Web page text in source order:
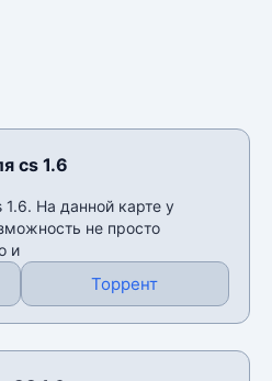
cs 1.6
На данной карте у
не просто
и
Торрент